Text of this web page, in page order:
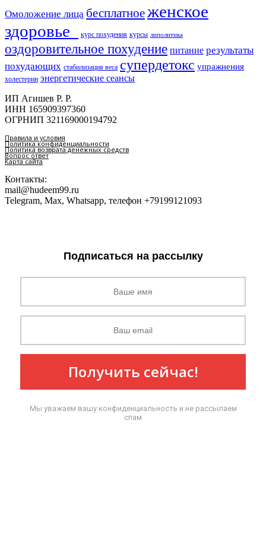
Омоложение лица бесплатноеженское
здоровье​
курс похудения курсы липолитика
оздоровительное похудение питание результаты
похудающих стабилизация веса супердетокс упражнения
холестерин энергетические сеансы
ИП Агишев Р. Р.
ИНН 165909397360
ОГРНИП 321169000194792
Правила и условия
Политика конфиденциальности
Политика возврата денежных средств
Вопрос ответ
Карта сайта
Контакты:
mail@hudeem99.ru
Telegram, Max, Whatsapp, телефон +79199121093
Подписаться на рассылку
Получить сейчас!
Мы уважаем вашу конфиденциальность и не рассылаем
спам